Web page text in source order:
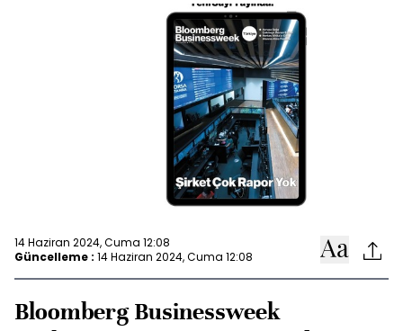
14 Haziran 2024, Cuma 12:08
Güncelleme : 14 Haziran 2024, Cuma 12:08
Bloomberg Businessweek